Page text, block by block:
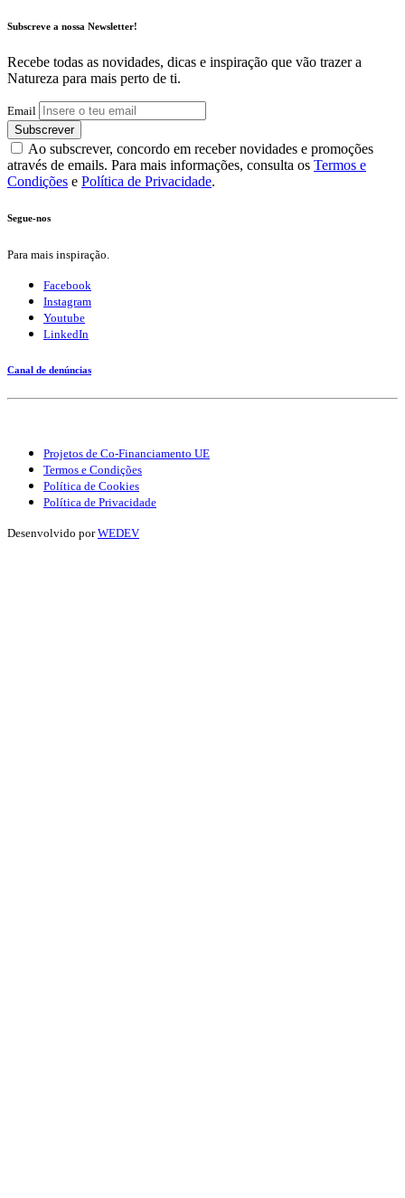
Subscreve a nossa Newsletter!
Recebe todas as novidades, dicas e inspiração que vão trazer a
Natureza para mais perto de ti.
Email
Subscrever
Ao subscrever, concordo em receber novidades e promoções
através de emails. Para mais informações, consulta os Termos e
Condições e Política de Privacidade.
Segue-nos
Para mais inspiração.
Facebook
Instagram
Youtube
LinkedIn
Canal de denúncias
Projetos de Co-Financiamento UE
Termos e Condições
Política de Cookies
Política de Privacidade
Desenvolvido porWEDEV